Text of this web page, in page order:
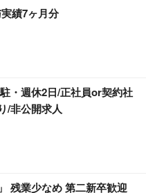
績7ヶ月分
・週休2日/正社員or契約社
/非公開求人
残業少なめ 第二新卒歓迎